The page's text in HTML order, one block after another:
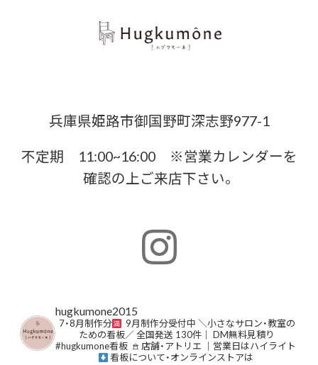
兵庫県姫路市御国野町深志野977-1
不定期 11:00~16:00 ※営業カレンダーを
確認の上ご来店下さい。
hugkumone2015
⁡7・8月制作分 9月制作分受付中 ⁡＼小さなサロン・教室の
ための看板／⁡⁡全国発送 130件｜ DM無料見積り⁡
#hugkumone看板 𖠿 店舗・アトリエ ｜営業日はハイライト
⁡看板について・オンラインストアは